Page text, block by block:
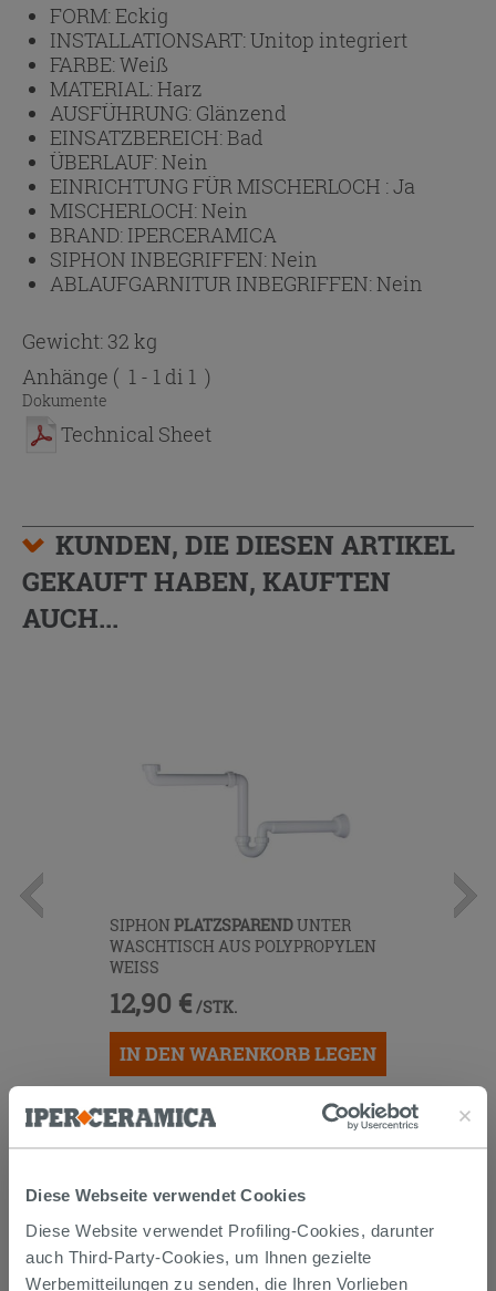
Diese Webseite verwendet Cookies
Diese Website verwendet Profiling-Cookies, darunter
auch Third-Party-Cookies, um Ihnen gezielte
Werbemitteilungen zu senden, die Ihren Vorlieben
FORM:Eckig
INSTALLATIONSART:Unitop integriert
FARBE:Weiß
MATERIAL:Harz
AUSFÜHRUNG: Glänzend
EINSATZBEREICH:Bad
ÜBERLAUF:Nein
EINRICHTUNG FÜR MISCHERLOCH :Ja
MISCHERLOCH:Nein
BRAND: IPERCERAMICA
SIPHON INBEGRIFFEN:Nein
ABLAUFGARNITUR INBEGRIFFEN:Nein
Gewicht: 32 kg
Anhänge ( 1 - 1 di 1 )
Dokumente
Technical Sheet
KUNDEN, DIE DIESEN ARTIKEL
GEKAUFT HABEN, KAUFTEN
AUCH...
SIPHON PLATZSPARENDUNTER
WASCHTISCH AUS POLYPROPYLEN
WEISS
12,90 € /STK.
IN DEN WARENKORB LEGEN